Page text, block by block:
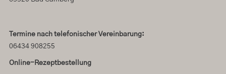
Termine nach telefonischer Vereinbarung:
06434 908255
Online-Rezeptbestellung